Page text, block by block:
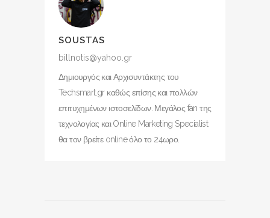
SOUSTAS
billnotis@yahoo.gr
Δημιουργός και Αρχισυντάκτης του
Techsmart.gr καθώς επίσης και πολλών
επιτυχημένων ιστοσελίδων. Μεγάλος fan της
τεχνολογίας και Online Marketing Specialist
θα τον βρείτε online όλο το 24ωρο.